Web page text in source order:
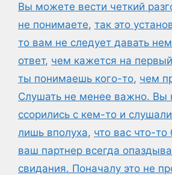
Вы можете вести четкий
не понимаете, так это
то вам не следует давать
ответ, чем кажется на
ты понимаешь кого-то, чем
Слушать не менее важно. Вы
ссорились с кем-то и
лишь вполуха, что вас что-то
ваш партнер всегда
свидания. Поначалу это не